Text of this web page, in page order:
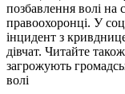
позбавлення волі на
правоохоронці. У
інцидент з
дівчат. Читайте
загрожують
волі